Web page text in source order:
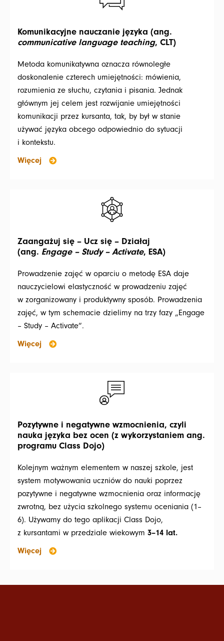
Komunikacyjne nauczanie języka (ang.
communicative language teaching, CLT)
Metoda komunikatywna oznacza równoległe
doskonalenie czterech umiejętności: mówienia,
rozumienia ze słuchu, czytania i pisania. Jednak
głównym jej celem jest rozwijanie umiejętności
komunikacji przez kursanta, tak, by był w stanie
używać języka obcego odpowiednio do sytuacji
i kontekstu.
Więcej
Zaangażuj się – Ucz się – Działaj
(ang. Engage – Study – Activate, ESA)
Prowadzenie zajęć w oparciu o metodę ESA daje
nauczycielowi elastyczność w prowadzeniu zajęć
w zorganizowany i produktywny sposób. Prowadzenia
zajęć, w tym schemacie dzielimy na trzy fazy „Engage
– Study – Activate”.
Więcej
Pozytywne i negatywne wzmocnienia, czyli
nauka języka bez ocen (z wykorzystaniem ang.
programu Class Dojo)
Kolejnym ważnym elementem w naszej szkole, jest
system motywowania uczniów do nauki poprzez
pozytywne i negatywne wzmocnienia oraz informację
zwrotną, bez użycia szkolnego systemu oceniania (1–
6). Używamy do tego aplikacji Class Dojo,
z kursantami w przedziale wiekowym 3–14 lat.
Więcej